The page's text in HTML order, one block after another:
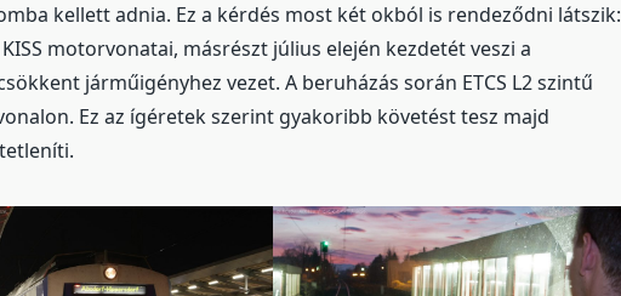
kellett adnia. Ez a kérdés most két okból is rendeződni látszik:
motorvonatai, másrészt július elején kezdetét veszi a
járműigényhez vezet. A beruházás során ETCS L2 szintű
Ez az ígéretek szerint gyakoribb követést tesz majd